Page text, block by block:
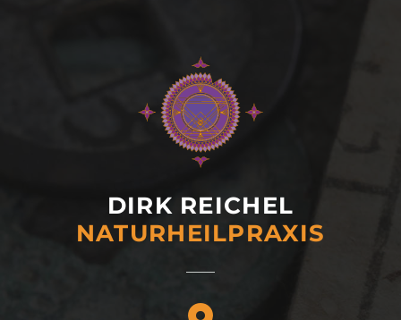
DIRK REICHEL
NATURHEIL­PRAXIS